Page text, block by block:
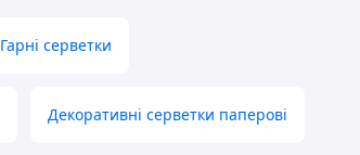
Гарні серветки
Декоративні серветки паперові